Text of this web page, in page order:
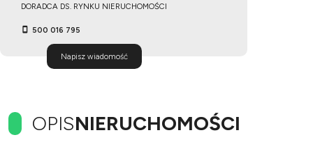
DORADCA DS. RYNKU NIERUCHOMOŚCI
500 016 795
Napisz wiadomość
OPISNIERUCHOMOŚCI